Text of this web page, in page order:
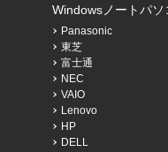
Windowsノートパソ
Panasonic
東芝
富士通
NEC
VAIO
Lenovo
HP
DELL